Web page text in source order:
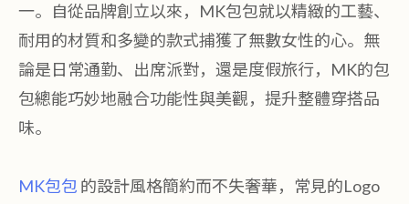
一。自從品牌創立以來，MK包包就以精緻的工藝、
耐用的材質和多變的款式捕獲了無數女性的心。無
論是日常通勤、出席派對，還是度假旅行，MK的包
包總能巧妙地融合功能性與美觀，提升整體穿搭品
味。
MK包包 的設計風格簡約而不失奢華，常見的Logo